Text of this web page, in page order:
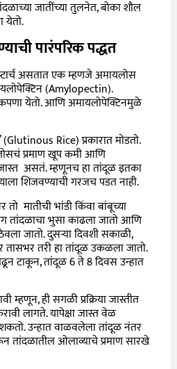
जातींच्या तुलनेत, बोका शौल
येतो.
पारंपरिक पद्धत
असतात एक म्हणजे अमायलोस
(Amylopectin).
येतो. आणि अमायलोपेक्टिनमुळे
(Glutinous Rice) प्रकारात मोडतो.
प्रमाण खूप कमी आणि
असतं. म्हणूनच हा तांदूळ इतका
शिजवण्याची गरजच पडत नाही.
मातीची भांडी किंवा बांबूच्या
तांदळाचा भुसा काढला जातो आणि
जातो. दुसऱ्या दिवशी सकाळी,
तरी हा तांदूळ उकळला जातो.
टाकून, तांदूळ 6 ते 8 दिवस उन्हात
म्हणून, ही सगळी प्रक्रिया जास्तीत
लागते. यापेक्षा जास्त वेळ
उन्हात वाळवलेला तांदूळ नंतर
तांदळातील ओलाव्याचे प्रमाण सारखे